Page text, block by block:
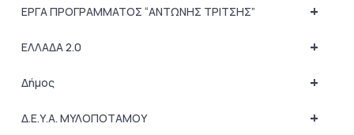
+
ΕΡΓΑ ΠΡΟΓΡΑΜΜΑΤΟΣ “ΑΝΤΩΝΗΣ ΤΡΙΤΣΗΣ”
+
ΕΛΛΑΔΑ 2.0
+
Δήμος
+
Δ.Ε.Υ.Α. ΜΥΛΟΠΟΤΑΜΟΥ